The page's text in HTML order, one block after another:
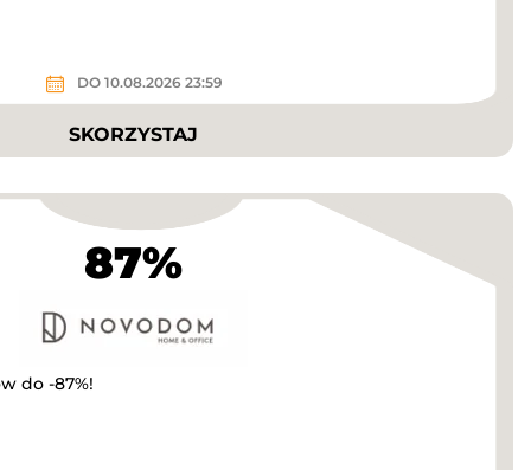
DO 10.08.2026 23:59
SKORZYSTAJ
87%
do -87%!